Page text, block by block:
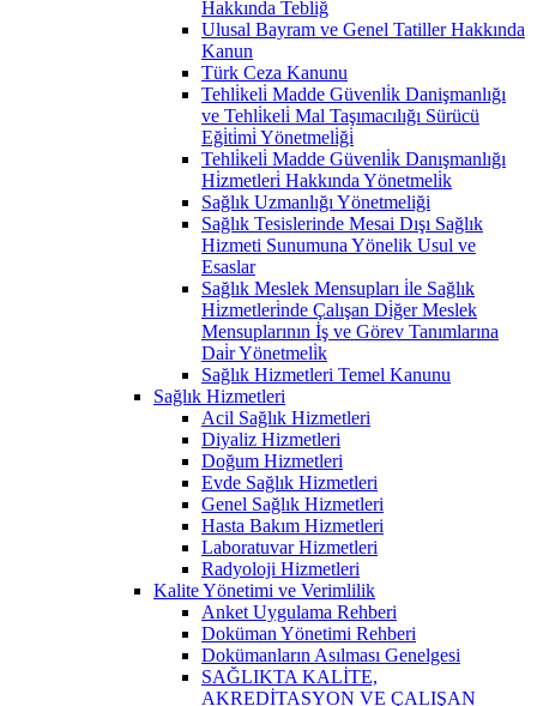
Hakkında Tebli̇ğ
Ulusal Bayram ve Genel Tatiller Hakkında
Kanun
Türk Ceza Kanunu
Tehli̇keli̇ Madde Güvenli̇k Danişmanlığı
ve Tehli̇keli̇ Mal Taşımacılığı Sürücü
Eği̇ti̇mi̇ Yönetmeli̇ği̇
Tehli̇keli̇ Madde Güvenli̇k Danışmanlığı
Hi̇zmetleri̇ Hakkında Yönetmeli̇k
Sağlık Uzmanlığı Yönetmeliği
Sağlık Tesislerinde Mesai Dışı Sağlık
Hizmeti Sunumuna Yönelik Usul ve
Esaslar
Sağlık Meslek Mensupları i̇le Sağlık
Hi̇zmetleri̇nde Çalışan Di̇ğer Meslek
Mensuplarının İş ve Görev Tanımlarına
Dai̇r Yönetmeli̇k
Sağlık Hizmetleri Temel Kanunu
Sağlık Hizmetleri
Acil Sağlık Hizmetleri
Diyaliz Hizmetleri
Doğum Hizmetleri
Evde Sağlık Hizmetleri
Genel Sağlık Hizmetleri
Hasta Bakım Hizmetleri
Laboratuvar Hizmetleri
Radyoloji Hizmetleri
Kalite Yönetimi ve Verimlilik
Anket Uygulama Rehberi
Doküman Yönetimi Rehberi
Dokümanların Asılması Genelgesi
SAĞLIKTA KALİTE,
AKREDİTASYON VE ÇALIŞAN